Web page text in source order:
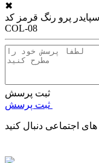
✖
پرو رنگ قرمز کد
COL-08
ثبت پرسش
اجتماعی دنبال کنید